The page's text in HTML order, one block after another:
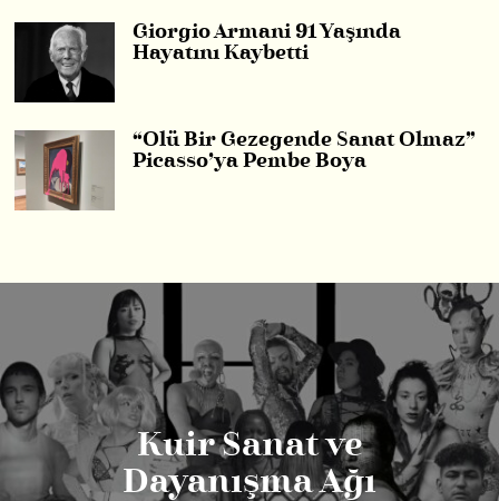
Giorgio Armani 91 Yaşında
Hayatını Kaybetti
“Ölü Bir Gezegende Sanat Olmaz”
Picasso’ya Pembe Boya
Kuir Sanat ve
Dayanışma Ağı